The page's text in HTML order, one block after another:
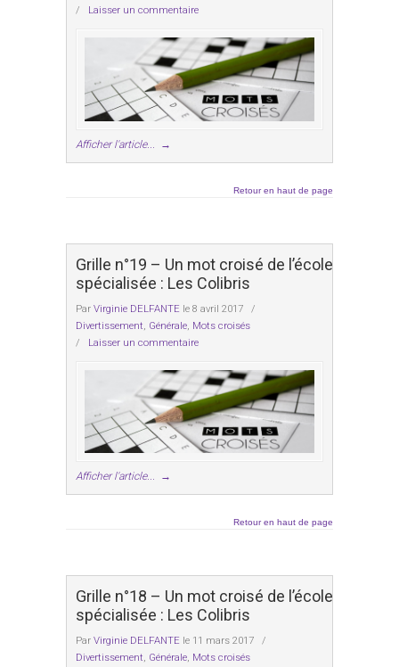
/ Laisser un commentaire
Afficher l'article... →
Retour en haut de page
Grille n°19 – Un mot croisé de l’école
spécialisée : Les Colibris
Par Virginie DELFANTE le 8 avril 2017
/
Divertissement Générale Mots croisés
/ Laisser un commentaire
Afficher l'article... →
Retour en haut de page
Grille n°18 – Un mot croisé de l’école
spécialisée : Les Colibris
Par Virginie DELFANTE le 11 mars 2017
/
Divertissement, Générale, Mots croisés